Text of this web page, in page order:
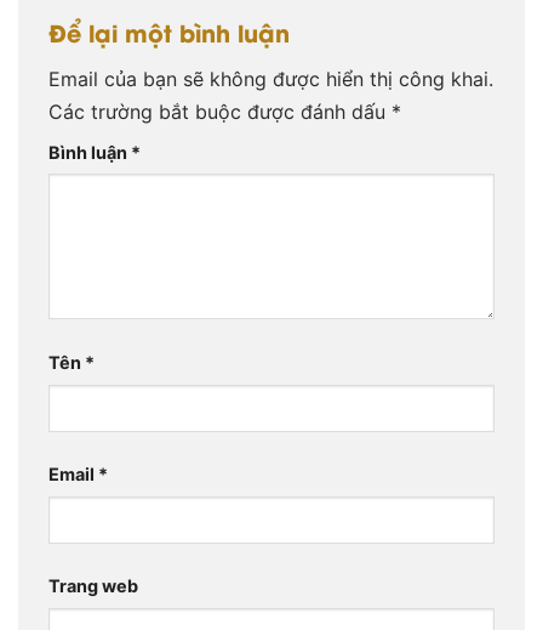
Để lại một bình luận
Email của bạn sẽ không được hiển thị công khai.
Các trường bắt buộc được đánh dấu *
Bình luận *
Tên *
Email *
Trang web